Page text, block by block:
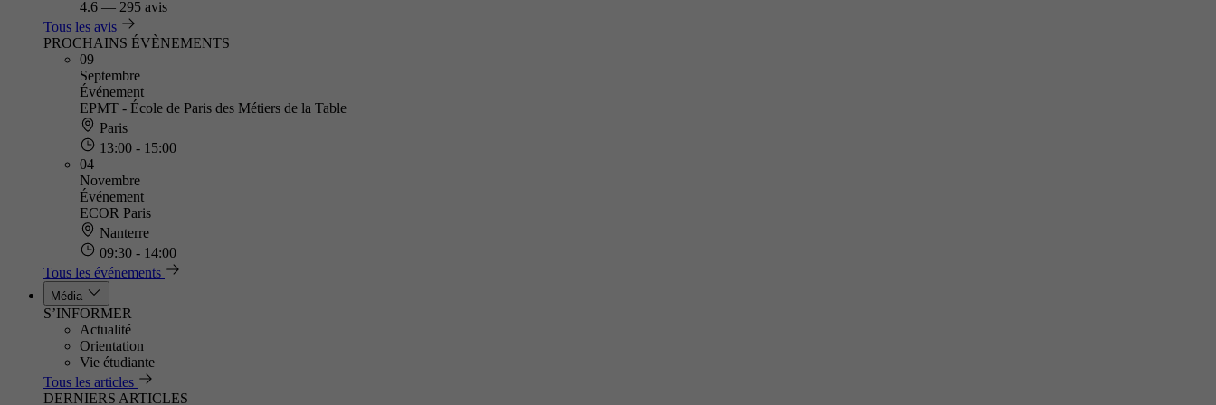
4.6 — 295 avis
Tous les avis
PROCHAINS ÉVÈNEMENTS
09
Septembre
Événement
EPMT - École de Paris des Métiers de la Table
Paris
13:00 - 15:00
04
Novembre
Événement
ECOR Paris
Nanterre
09:30 - 14:00
Tous les événements
Média
S’INFORMER
Actualité
Orientation
Vie étudiante
Tous les articles
DERNIERS ARTICLES